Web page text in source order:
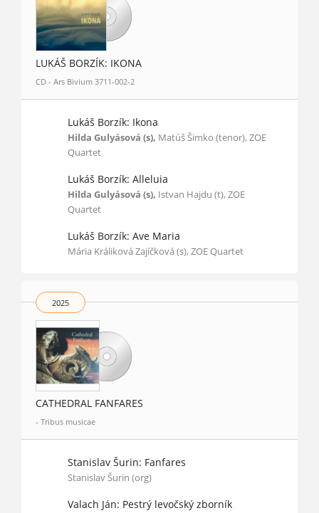
LUKÁŠ BORZÍK: IKONA
CD - Ars Bivium 3711-002-2
Lukáš Borzík: Ikona
Hilda Gulyásová (s), Matúš Šimko (tenor), ZOE
Quartet
Lukáš Borzík: Alleluia
Hilda Gulyásová (s), Istvan Hajdu (t), ZOE
Quartet
Lukáš Borzík: Ave Maria
Mária Králiková Zajíčková (s), ZOE Quartet
2025
CATHEDRAL FANFARES
- Tribus musicae
Stanislav Šurin: Fanfares
Stanislav Šurin (org)
Valach Ján: Pestrý levočský zborník